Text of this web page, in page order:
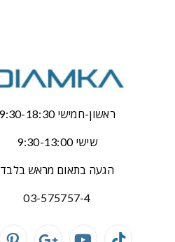
ראשון-חמישי 9:30-18:30
שישי 9:30-13:00
הגעה בתאום מראש בלבד
03-575757-4